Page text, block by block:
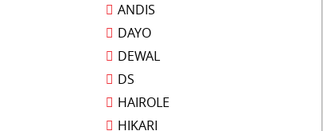
ANDIS
DAYO
DEWAL
DS
HAIROLE
HIKARI